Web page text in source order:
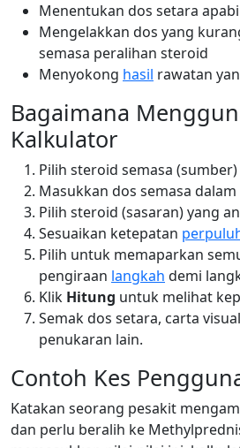
Menentukan dos setara
Mengelakkan dos yang
semasa peralihan steroid
Menyokong hasil rawatan
Bagaimana
Kalkulator
Pilih steroid semasa
Masukkan dos semasa
Pilih steroid (sasaran) yang
Sesuaikan ketepatan
Pilih untuk memaparkan
pengiraan langkah demi
Klik Hitung untuk melihat
Semak dos setara, carta
penukaran lain.
Contoh Kes
Katakan seorang pesakit
dan perlu beralih ke